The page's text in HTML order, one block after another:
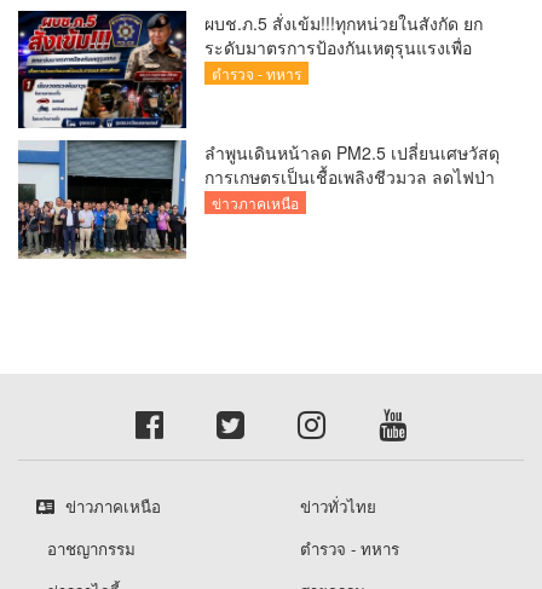
ผบช.ภ.5 สั่งเข้ม!!!ทุกหน่วยในสังกัด ยก
ระดับมาตรการป้องกันเหตุรุนแรงเพื่อ
ความปลอดภัยของประชาชนและสถาน
ตำรวจ - ทหาร
ลำพูนเดินหน้าลด PM2.5 เปลี่ยนเศษวัสดุ
การเกษตรเป็นเชื้อเพลิงชีวมวล ลดไฟป่า
สร้างรายได้ชุมชน
ข่าวภาคเหนือ
ข่าวภาคเหนือ
ข่าวทั่วไทย
อาชญากรรม
ตำรวจ - ทหาร